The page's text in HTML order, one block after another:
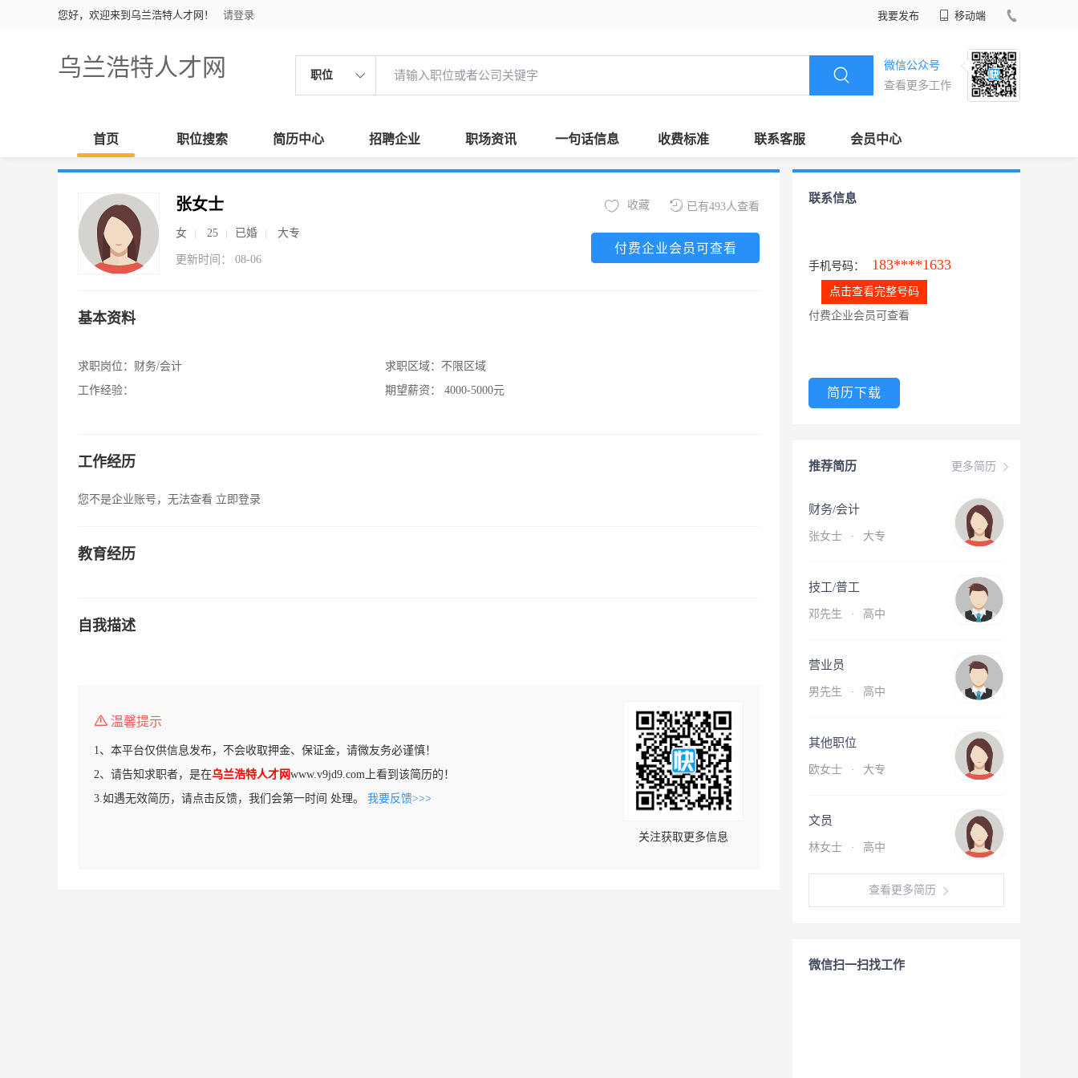
您好，欢迎来到乌兰浩特人才网！ 请登录 我要发布 移动端
乌兰浩特人才网 职位
微信公众号
查看更多工作
首页 职位搜索 简历中心 招聘企业 职场资讯 一句话信息 收费标准 联系客服 会员中心
张女士
女 25 已婚 大专
更新时间： 08-06
已有493人查看
收藏
付费企业会员可查看
基本资料
求职岗位： 财务/会计
工作经验：
求职区域： 不限区域
期望薪资：
4000-5000元
工作经历
您不是企业账号，无法查看 立即登录
教育经历
自我描述
温馨提示
1、本平台仅供信息发布，不会收取押金、保证金，请微友务必谨慎！
2、请告知求职者，是在乌兰浩特人才网www.v9jd9.com上看到该简历的！
3.如遇无效简历，请点击反馈，我们会第一时间 处理。 我要反馈>>>
关注获取更多信息
联系信息
手机号码： 183****1633
点击查看完整号码
付费企业会员可查看
简历下载
更多简历
推荐简历
财务/会计
张女士 · 大专
技工/普工
邓先生 · 高中
营业员
男先生 · 高中
其他职位
欧女士 · 大专
文员
林女士 · 高中
查看更多简历
微信扫一扫找工作